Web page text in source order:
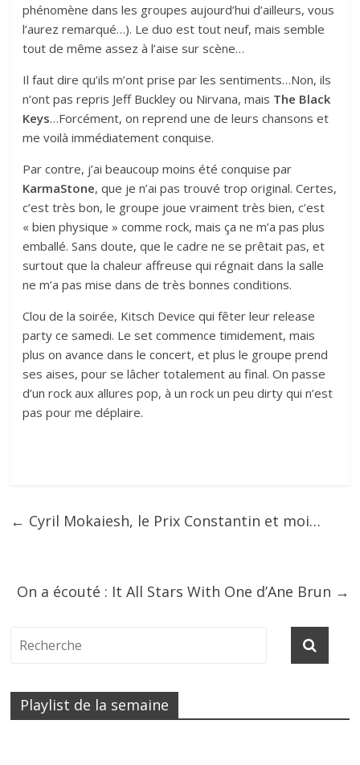
phénomène dans les groupes aujourd’hui d’ailleurs, vous
l’aurez remarqué…). Le duo est tout neuf, mais semble
tout de même assez à l’aise sur scène…
Il faut dire qu’ils m’ont prise par les sentiments…Non, ils
n’ont pas repris Jeff Buckley ou Nirvana, mais The Black
Keys…Forcément, on reprend une de leurs chansons et
me voilà immédiatement conquise.
Par contre, j’ai beaucoup moins été conquise par
KarmaStone, que je n’ai pas trouvé trop original. Certes,
c’est très bon, le groupe joue vraiment très bien, c’est
« bien physique » comme rock, mais ça ne m’a pas plus
emballé. Sans doute, que le cadre ne se prêtait pas, et
surtout que la chaleur affreuse qui régnait dans la salle
ne m’a pas mise dans de très bonnes conditions.
Clou de la soirée, Kitsch Device qui fêter leur release
party ce samedi. Le set commence timidement, mais
plus on avance dans le concert, et plus le groupe prend
ses aises, pour se lâcher totalement au final. On passe
d’un rock aux allures pop, à un rock un peu dirty qui n’est
pas pour me déplaire.
← Cyril Mokaiesh, le Prix Constantin et moi…
On a écouté : It All Stars With One d’Ane Brun →
Playlist de la semaine